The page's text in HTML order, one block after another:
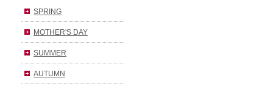
SPRING
MOTHER'S DAY
SUMMER
AUTUMN